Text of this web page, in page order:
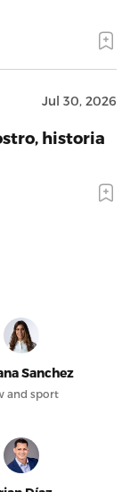
Jul 30, 2026
historia
Sanchez
and sport